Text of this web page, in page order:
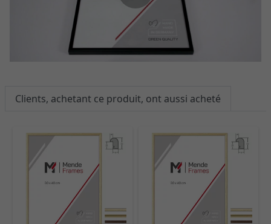
Clients, achetant ce produit, ont aussi acheté